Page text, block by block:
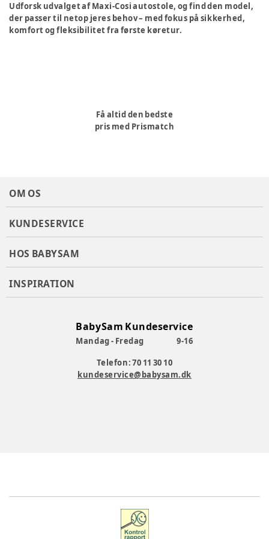
Udforsk udvalget af Maxi-Cosi autostole, og find den model,
der passer til netop jeres behov – med fokus på sikkerhed,
komfort og fleksibilitet fra første køretur.
Få altid den bedste
pris med Prismatch
OM OS
KUNDESERVICE
HOS BABYSAM
INSPIRATION
BabySam Kundeservice
Mandag - Fredag
9-16
Telefon: 70 11 30 10
kundeservice@babysam.dk